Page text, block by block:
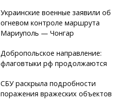
Украинские военные заявили об
огневом контроле маршрута
Мариуполь — Чонгар
Добропольское направление:
флаговтыки рф продолжаются
СБУ раскрыла подробности
поражения вражеских объектов